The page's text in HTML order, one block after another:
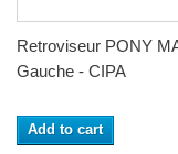
Retroviseur PONY
Gauche - CIPA
Add to cart